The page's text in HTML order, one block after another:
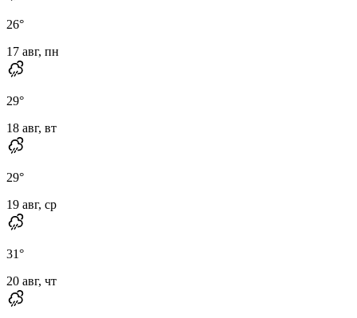
26°
17 авг, пн
29°
18 авг, вт
29°
19 авг, ср
31°
20 авг, чт